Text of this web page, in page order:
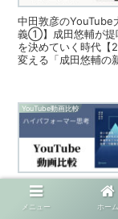
中田敦彦のYouTube
義①】成田悠輔が提
を決めていく時代
変える「成田悠輔の
YouTube動画比較
サムの本解説ch【
出し続ける人に共
2023/05/02 【15分
メニュー ホーム